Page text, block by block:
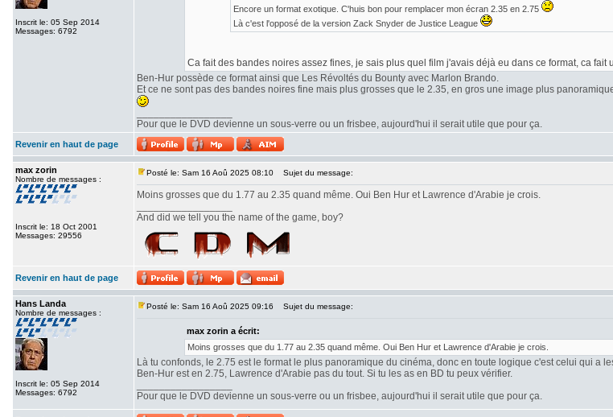
Inscrit le: 05 Sep 2014
Messages: 6792
Encore un format exotique. C'huis bon pour remplacer mon écran 2.35 en 2.75
Là c'est l'opposé de la version Zack Snyder de Justice League
Ca fait des bandes noires assez fines, je sais plus quel film j'avais déjà eu dans ce format, ca fait
Ben-Hur possède ce format ainsi que Les Révoltés du Bounty avec Marlon Brando.
Et ce ne sont pas des bandes noires fine mais plus grosses que le 2.35, en gros une image plus
Pour que le DVD devienne un sous-verre ou un frisbee, aujourd'hui il serait utile que pour ça.
Revenir en haut de page
max zorin
Nombre de messages :
Inscrit le: 18 Oct 2001
Messages: 29556
Posté le: Sam 16 Aoû 2025 08:10 Sujet du message:
Moins grosses que du 1.77 au 2.35 quand même. Oui Ben Hur et Lawrence d'Arabie je crois.
And did we tell you the name of the game, boy?
Revenir en haut de page
Hans Landa
Nombre de messages :
Inscrit le: 05 Sep 2014
Messages: 6792
Posté le: Sam 16 Aoû 2025 09:16 Sujet du message:
max zorin a écrit:
Moins grosses que du 1.77 au 2.35 quand même. Oui Ben Hur et Lawrence d'Arabie je crois.
Là tu confonds, le 2.75 est le format le plus panoramique du cinéma, donc en toute logique c'est celui qui a
Ben-Hur est en 2.75, Lawrence d'Arabie pas du tout. Si tu les as en BD tu peux vérifier.
Pour que le DVD devienne un sous-verre ou un frisbee, aujourd'hui il serait utile que pour ça.